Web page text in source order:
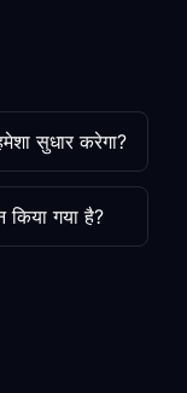
सुधार करेगा?
गया है?